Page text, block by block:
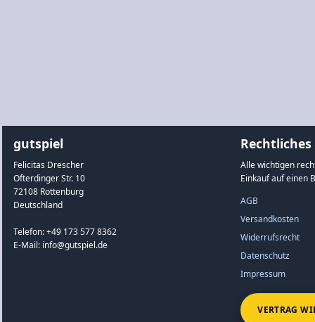
gutspiel
Felicitas Drescher
Ofterdinger Str. 10
72108 Rottenburg
Deutschland
Telefon: +49 173 577 8362
E-Mail: info@gutspiel.de
Rechtliches
Alle wichtigen
Einkauf auf einen
AGB
Versandkosten
Widerrufsrecht
Datenschutz
Impressum
VERTRAG